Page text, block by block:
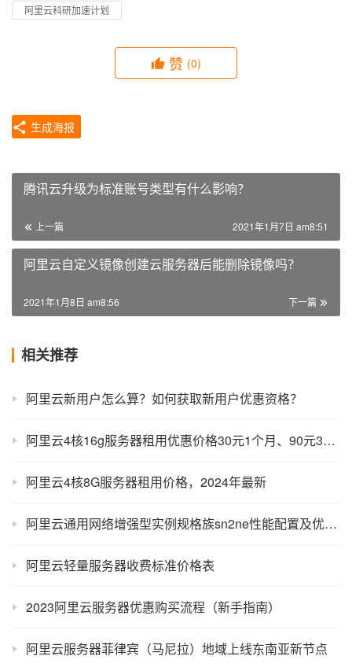
阿里云科研加速计划
赞 (0)
生成海报
腾讯云升级为标准账号类型有什么影响？
上一篇 2021年1月7日 am8:51
阿里云自定义镜像创建云服务器后能删除镜像吗？
下一篇
2021年1月8日 am8:56
相关推荐
阿里云新用户怎么算？如何获取新用户优惠资格？
阿里云4核16g服务器租用优惠价格30元1个月、90元3个月
阿里云4核8G服务器租用价格，2024年最新
阿里云通用网络增强型实例规格族sn2ne性能配置及优惠报价
阿里云轻量服务器收费标准价格表
2023阿里云服务器优惠购买流程（新手指南）
阿里云服务器菲律宾（马尼拉）地域上线东南亚新节点